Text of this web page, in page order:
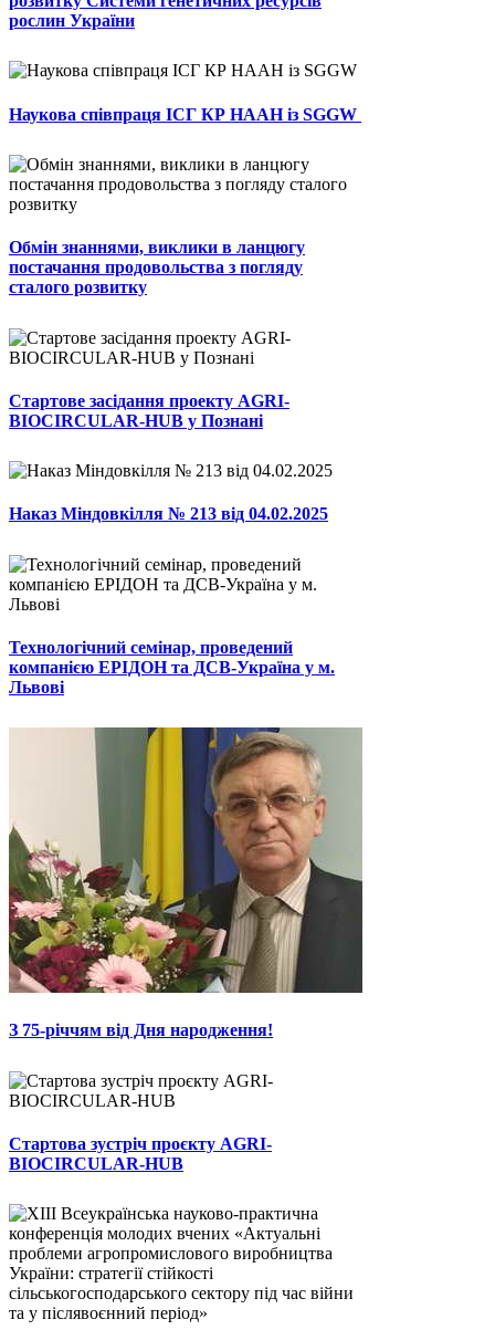
рослин України
Наукова співпраця ІСГ КР НААН із SGGW
Обмін знаннями, виклики в ланцюгу
постачання продовольства з погляду
сталого розвитку
Стартове засідання проекту AGRI-
BIOCIRCULAR-HUB у Познані
Наказ Міндовкілля № 213 від 04.02.2025
Технологічний семінар, проведений
компанією ЕРІДОН та ДСВ-Україна у м.
Львові
З 75-річчям від Дня народження!
Стартова зустріч проєкту AGRI-
BIOCIRCULAR-HUB